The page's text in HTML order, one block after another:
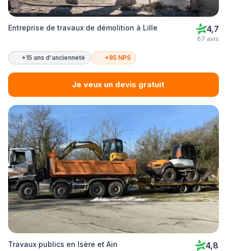
Entreprise de travaux de démolition à Lille 4,7
67 avis
+15 ans d'ancienneté +85 NPS
Je veux un devis gratuit
Travaux publics en Isère et Ain 4,8